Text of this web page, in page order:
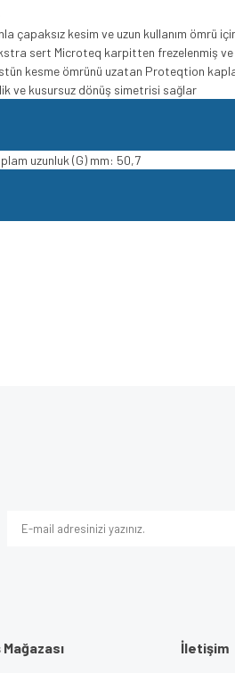
çapaksız kesim ve uzun kullanım ömrü
sert Microteq karpitten frezelenmiş
kesme ömrünü uzatan Proteqtion
ve kusursuz dönüş simetrisi sağlar
uzunluk (G) mm: 50,7
İletişim